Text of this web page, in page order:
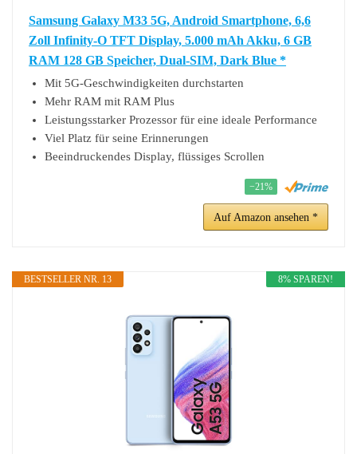
Samsung Galaxy M33 5G, Android Smartphone, 6,6
Zoll Infinity-O TFT Display, 5.000 mAh Akku, 6 GB
RAM 128 GB Speicher, Dual-SIM, Dark Blue *
Mit 5G-Geschwindigkeiten durchstarten
Mehr RAM mit RAM Plus
Leistungsstarker Prozessor für eine ideale Performance
Viel Platz für seine Erinnerungen
Beeindruckendes Display, flüssiges Scrollen
−21%
Auf Amazon ansehen *
8% SPAREN!
BESTSELLER NR. 13